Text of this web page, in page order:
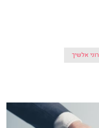
רוני אלשיך